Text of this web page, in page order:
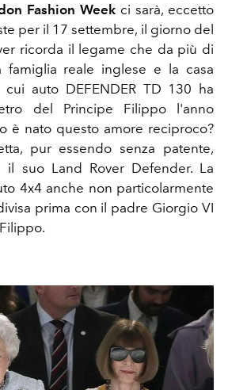
Fashion Week ci sarà, eccetto
per il 17 settembre, il giorno del
ricorda il legame che da più di
famiglia reale inglese e la casa
cui auto DEFENDER TD 130 ha
del Principe Filippo l'anno
è nato questo amore reciproco?
pur essendo senza patente,
suo Land Rover Defender. La
4x4 anche non particolarmente
prima con il padre Giorgio VI